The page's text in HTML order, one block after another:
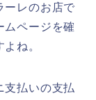
ーレのお店で
ムページを確
ね。
支払いの支払